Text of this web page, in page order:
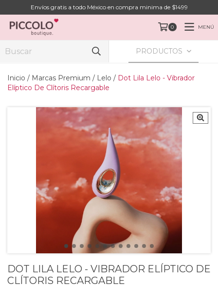
Envíos gratis a todo México en compra minima de $1499
0 MENÚ
PRODUCTOS
Inicio / Marcas Premium / Lelo / Dot Lila Lelo - Vibrador
Elíptico De Clítoris Recargable
DOT LILA LELO - VIBRADOR ELÍPTICO DE
CLÍTORIS RECARGABLE